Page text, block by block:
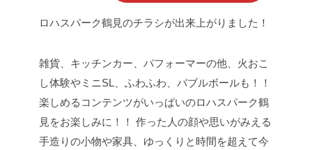
ロハスパーク鶴見のチラシが出来上がりました！
雑貨、キッチンカー、パフォーマーの他、 火おこ
し体験やミニSL、ふわふわ、バブルボールも！！
楽しめるコンテンツがいっぱいのロハスパーク鶴
見をお楽しみに！！ 作った人の顔や思いがみえる
手造りの小物や家具、ゆっくりと時間を超えて今